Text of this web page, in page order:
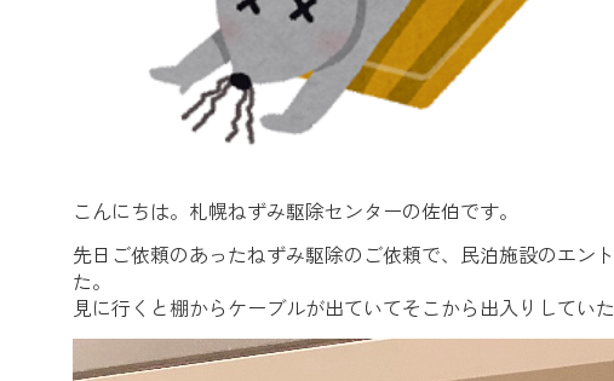
こんにちは。札幌ねずみ駆除センターの佐伯です。
先日ご依頼のあったねずみ駆除のご依頼で、民泊施設のエン
た。
見に行くと棚からケーブルが出ていてそこから出入りしてい